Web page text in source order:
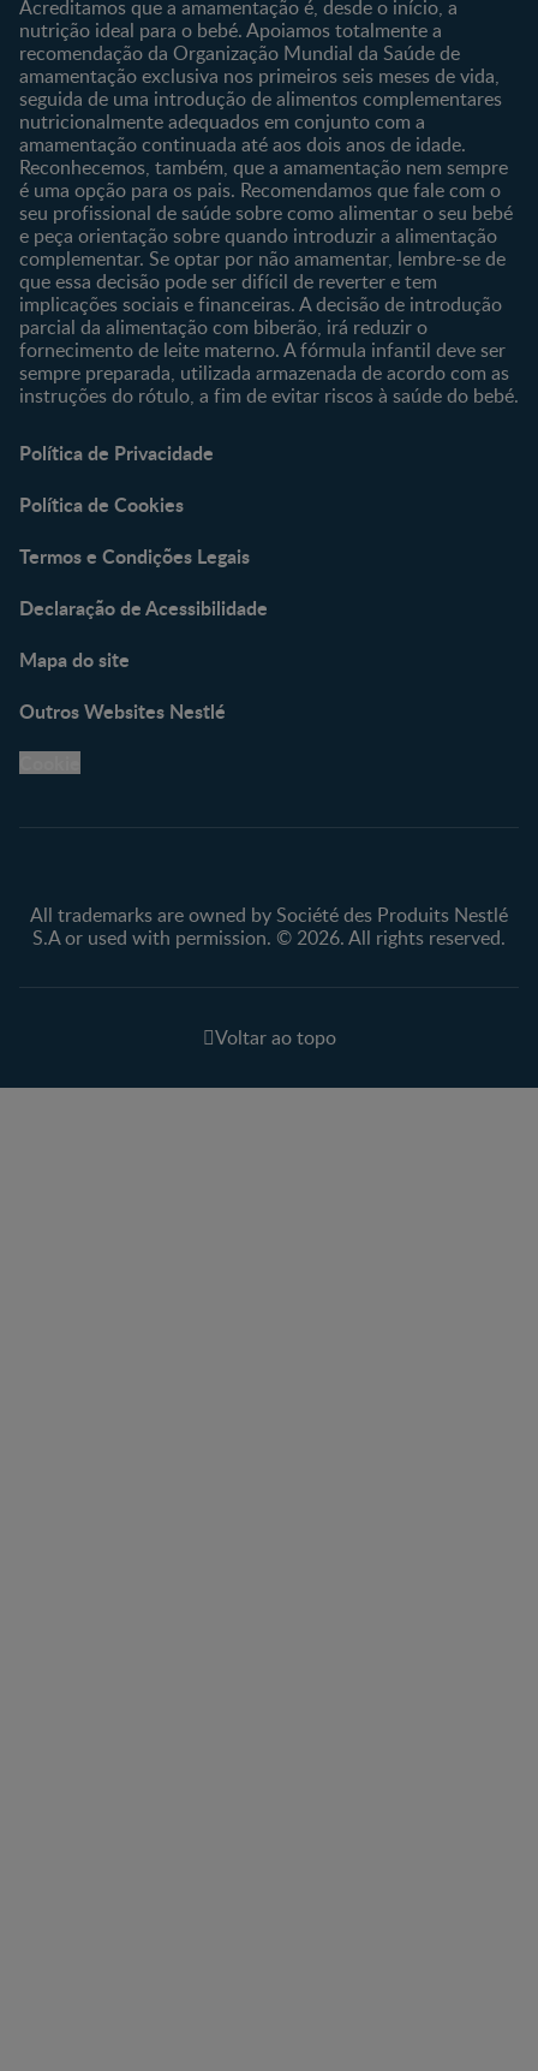
Clube Bebé Nestlé
Entrar/Registe-se
Os nossos produtos
As nossas marcas
Acreditamos que a amamentação é, desde o início, a
nutrição ideal para o bebé. Apoiamos totalmente a
recomendação da Organização Mundial da Saúde de
amamentação exclusiva nos primeiros seis meses de vida,
seguida de uma introdução de alimentos complementares
nutricionalmente adequados em conjunto com a
amamentação continuada até aos dois anos de idade.
Reconhecemos, também, que a amamentação nem sempre
é uma opção para os pais. Recomendamos que fale com o
seu profissional de saúde sobre como alimentar o seu bebé
e peça orientação sobre quando introduzir a alimentação
complementar. Se optar por não amamentar, lembre-se de
que essa decisão pode ser difícil de reverter e tem
implicações sociais e financeiras. A decisão de introdução
parcial da alimentação com biberão, irá reduzir o
fornecimento de leite materno. A fórmula infantil deve ser
sempre preparada, utilizada armazenada de acordo com as
instruções do rótulo, a fim de evitar riscos à saúde do bebé.
Política de Privacidade
Política de Cookies
Termos e Condições Legais
Declaração de Acessibilidade
Mapa do site
Outros Websites Nestlé
All trademarks are owned by Société des Produits Nestlé
S.A or used with permission. © 2026. All rights reserved.
Voltar ao topo